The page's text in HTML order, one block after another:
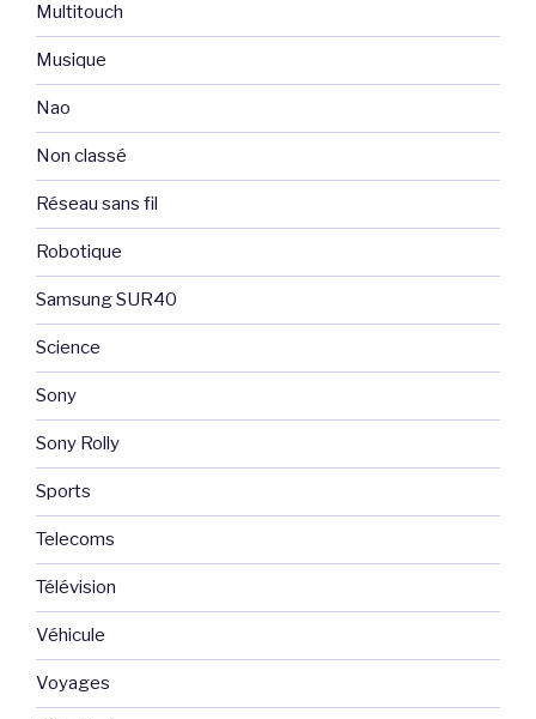
Multitouch
Musique
Nao
Non classé
Réseau sans fil
Robotique
Samsung SUR40
Science
Sony
Sony Rolly
Sports
Telecoms
Télévision
Véhicule
Voyages